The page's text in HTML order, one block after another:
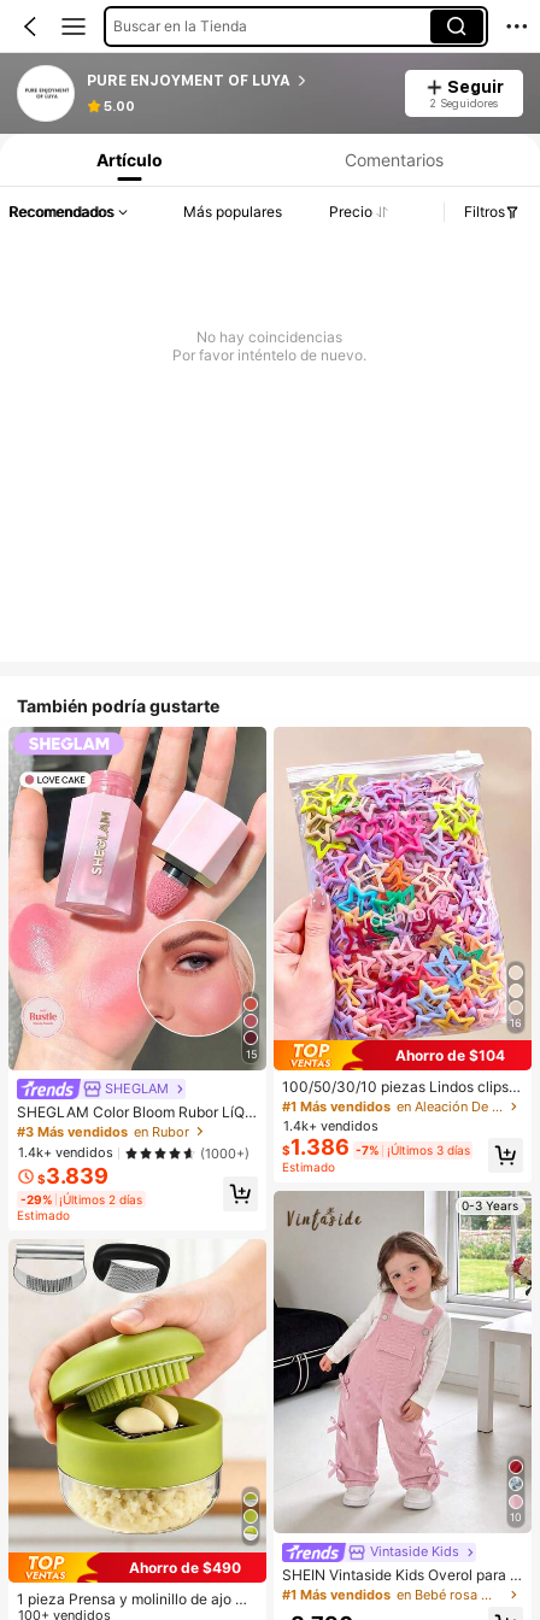
Buscar en la Tienda
PURE ENJOYMENT OF LUYA
5.00
Seguir
2 Seguidores
Artículo Comentarios
Recomendados Más populares Precio Filtros
No hay coincidencias
Por favor inténtelo de nuevo.
También podría gustarte
15
SHEGLAM
SHEGLAM Color Bloom Rubor LíQui
do Acabado Mate-Love Cake Color
ete Marca De Belleza CosméTica
Maquillaje Para Mujeres Y NiñAs
#3 Más vendidos en Rubor
1.4k+ vendidos
(1000+)
$3.839
-29% ¡Últimos 2 días
Estimado
Ahorro de $490
1 pieza Prensa y molinillo de ajo ma
nual - Herramienta de cocina multif
100+ vendidos
16
Ahorro de $104
100/50/30/10 piezas Lindos clips d
e estrella de cinco puntas estilo Y2
K, clips de cabello coloridos, acces
orios básicos para el cabello - Adec
uados para niñas, uso diario en la e
scuela, fiestas, deportes, estética
#1 Más vendidos
en Aleación De Hierro Accesorios para el cabello d
1.4k+ vendidos
$1.386 -7% ¡Últimos 3 días
Estimado
0-3 Years
10
Vintaside Kids
SHEIN Vintaside Kids Overol para ni
ña bebé, para todas las estaciones,
#1 Más vendidos en Bebé rosa Monos para niñas